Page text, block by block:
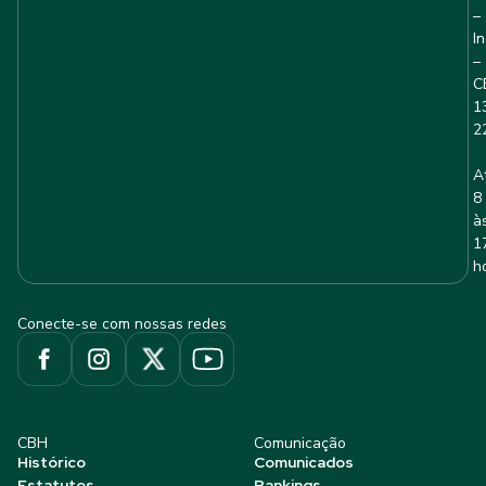
–
–
8
Conecte-se com nossas redes
CBH
Histórico
Comunicação
Comunicados